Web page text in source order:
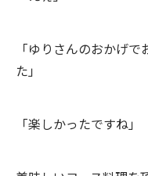
「ゆりさんのおかげ
た」
「楽しかったですね」